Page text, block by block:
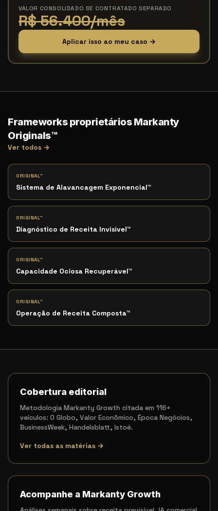
VALOR CONSOLIDADO SE CONTRATADO SEPARADO
R$ 56.400/mês
Aplicar isso ao meu caso →
Frameworks proprietários Markanty
Originals™
Ver todos →
ORIGINAL™
Sistema de Alavancagem Exponencial™
ORIGINAL™
Diagnóstico de Receita Invisível™
ORIGINAL™
Capacidade Ociosa Recuperável™
ORIGINAL™
Operação de Receita Composta™
Cobertura editorial
Metodologia Markanty Growth citada em 116+
veículos: O Globo, Valor Econômico, Época Negócios,
BusinessWeek, Handelsblatt, Istoé.
Ver todas as matérias →
Acompanhe a Markanty Growth